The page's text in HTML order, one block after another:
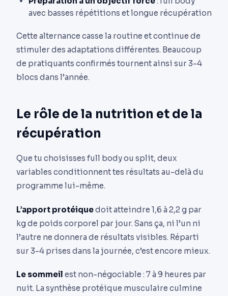
avec basses répétitions et longue récupération
Cette alternance casse la routine et continue de
stimuler des adaptations différentes. Beaucoup
de pratiquants confirmés tournent ainsi sur 3-4
blocs dans l’année.
Le rôle de la nutrition et de la
récupération
Que tu choisisses full body ou split, deux
variables conditionnent tes résultats au-delà du
programme lui-même.
L’apport protéiquedoit atteindre 1,6 à 2,2 g par
kg de poids corporel par jour. Sans ça, ni l’un ni
l’autre ne donnera de résultats visibles. Réparti
sur 3-4 prises dans la journée, c’est encore mieux.
Le sommeil est non-négociable : 7 à 9 heures par
nuit. La synthèse protéique musculaire culmine